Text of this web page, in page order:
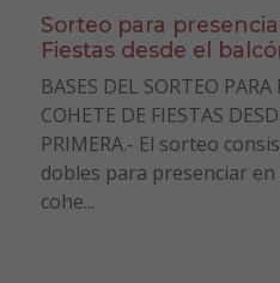
Sorteo para
Fiestas desde el
BASES DEL SORTEO PARA
COHETE DE FIESTAS
PRIMERA.- El sorteo
dobles para presenciar
cohe...